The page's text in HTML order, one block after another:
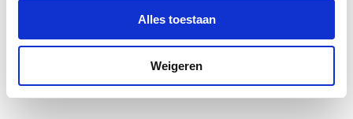
Alles toestaan
Weigeren
Profielarm
Profielglans
Type wand Vast